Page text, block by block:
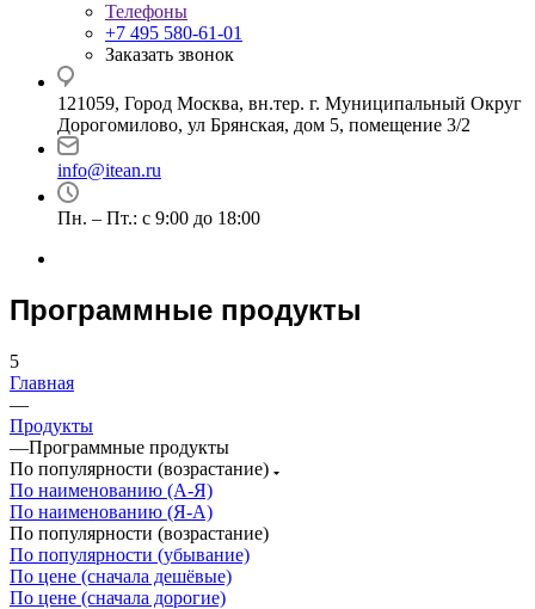
Телефоны
+7 495 580-61-01
Заказать звонок
121059, Город Москва, вн.тер. г. Муниципальный Округ
Дорогомилово, ул Брянская, дом 5, помещение 3/2
info@itean.ru
Пн. – Пт.: с 9:00 до 18:00
Программные продукты
5
Главная
—
Продукты
—Программные продукты
По популярности (возрастание)
По наименованию (А-Я)
По наименованию (Я-А)
По популярности (возрастание)
По популярности (убывание)
По цене (сначала дешёвые)
По цене (сначала дорогие)